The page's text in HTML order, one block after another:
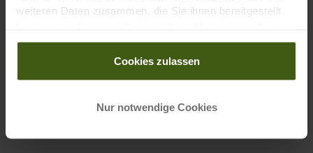
weiteren Daten zusammen, die Sie ihnen bereitgestellt
gesammelt haben.
Cookies zulassen
Nur notwendige Cookies